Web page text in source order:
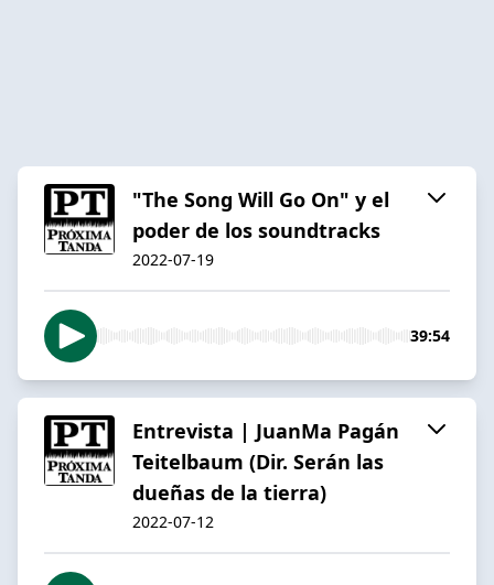
"The Song Will Go On" y el
poder de los soundtracks
2022-07-19
39:54
Entrevista | JuanMa Pagán
Teitelbaum (Dir. Serán las
dueñas de la tierra)
2022-07-12